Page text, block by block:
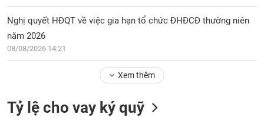
Nghị quyết HĐQT về việc gia hạn tổ chức ĐHĐCĐ thường niên
năm 2026
08/08/2026 14:21
Xem thêm
Tỷ lệ cho vay ký quỹ